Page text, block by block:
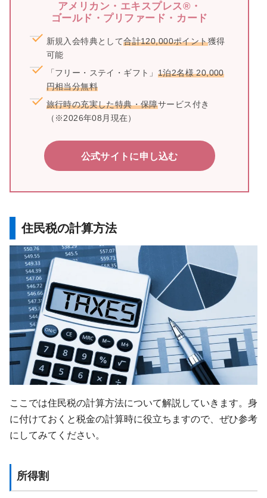
アメリカン・エキスプレス®・
ゴールド・プリファード・カード
新規入会特典として合計120,000ポイント獲得
可能
「フリー・ステイ・ギフト」 1泊2名様 20,000
円相当分無料
旅行時の充実した特典・保障サービス付き
（※2026年08月現在）
公式サイトに申し込む
住民税の計算方法
ここでは住民税の計算方法について解説していきます。身
に付けておくと税金の計算時に役立ちますので、ぜひ参考
にしてみてください。
所得割